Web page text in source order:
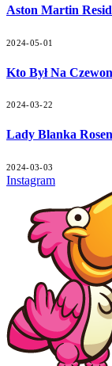
Aston Martin
2024-05-01
Kto Był Na
2024-03-22
Lady Blanka
2024-03-03
Instagram